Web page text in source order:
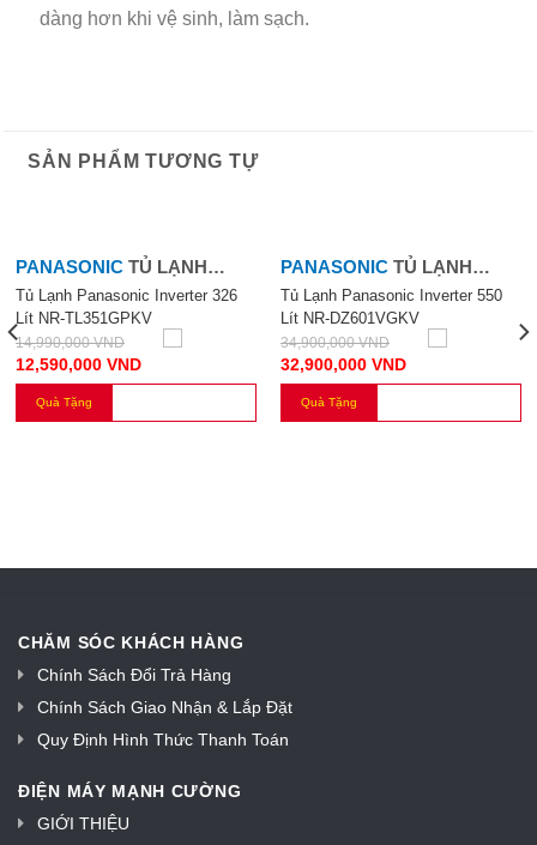
dàng hơn khi vệ sinh, làm sạch.
SẢN PHẨM TƯƠNG TỰ
PANASONIC TỦ LẠNH
PANASONIC INVERTER 326
LÍT
Tủ Lạnh Panasonic Inverter 326
Lít NR-TL351GPKV
14,990,000VND
12,590,000 VND
Quà Tặng
PANASONIC TỦ LẠNH
PANASONIC INVERTER 550
LÍT
Tủ Lạnh Panasonic Inverter 550
Lít NR-DZ601VGKV
34,900,000VND
32,900,000 VND
Quà Tặng
CHĂM SÓC KHÁCH HÀNG
Chính Sách Đổi Trả Hàng
Chính Sách Giao Nhận & Lắp Đặt
Quy Định Hình Thức Thanh Toán
ĐIỆN MÁY MẠNH CƯỜNG
GIỚI THIỆU